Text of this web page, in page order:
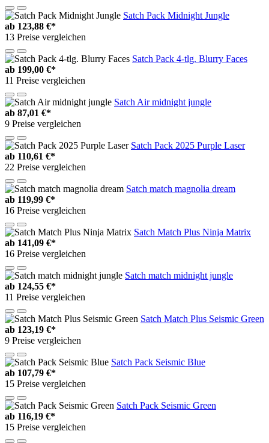
Satch Pack Midnight Jungle
ab 123,88 €*
13 Preise vergleichen
Satch Pack 4-tlg. Blurry Faces
ab 199,00 €*
11 Preise vergleichen
Satch Air midnight jungle
ab 87,01 €*
9 Preise vergleichen
Satch Pack 2025 Purple Laser
ab 110,61 €*
22 Preise vergleichen
Satch match magnolia dream
ab 119,99 €*
16 Preise vergleichen
Satch Match Plus Ninja Matrix
ab 141,09 €*
16 Preise vergleichen
Satch match midnight jungle
ab 124,55 €*
11 Preise vergleichen
Satch Match Plus Seismic Green
ab 123,19 €*
9 Preise vergleichen
Satch Pack Seismic Blue
ab 107,79 €*
15 Preise vergleichen
Satch Pack Seismic Green
ab 116,19 €*
15 Preise vergleichen